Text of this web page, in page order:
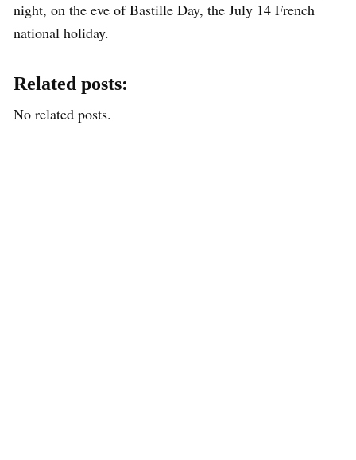
night, on the eve of Bastille Day, the July 14 French
national holiday.
Related posts:
No related posts.